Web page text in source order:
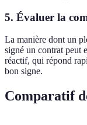
5. Évaluer la
La manière dont un
signé un contrat peut
réactif, qui répond
bon signe.
Comparatif